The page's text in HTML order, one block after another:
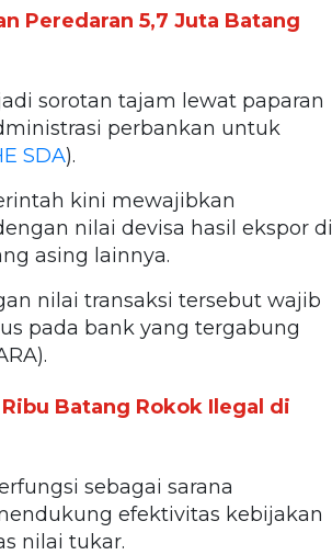
Peredaran 5,7 Juta Batang
sorotan tajam lewat paparan
perbankan untuk
SDA).
kini mewajibkan
nilai devisa hasil ekspor di
asing lainnya.
nilai transaksi tersebut wajib
pada bank yang tergabung
Ribu Batang Rokok Ilegal di
sebagai sarana
efektivitas kebijakan
nilai tukar.